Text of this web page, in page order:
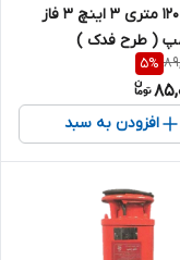
کفکش 120 متری 3 اینچ 3 فاز
( طرح فدک )
5%
افزودن به سبد